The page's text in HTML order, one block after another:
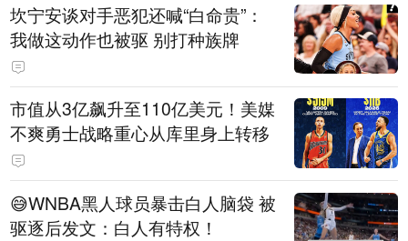
坎宁安谈对手恶犯还喊“白命贵”：
我做这动作也被驱 别打种族牌
市值从3亿飙升至110亿美元！美媒
不爽勇士战略重心从库里身上转移
😅WNBA黑人球员暴击白人脑袋 被
驱逐后发文：白人有特权！